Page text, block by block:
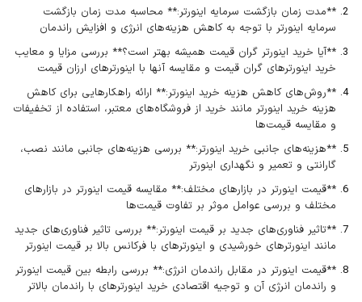
**مدت زمان بازگشت سرمایه اینورتر:** محاسبه مدت زمان بازگشت
سرمایه اینورتر با توجه به کاهش هزینه‌های انرژی و افزایش راندمان
**آیا خرید اینورتر گران قیمت همیشه بهتر است؟** بررسی مزایا و معایب
خرید اینورترهای گران قیمت و مقایسه آنها با اینورترهای ارزان قیمت
**روش‌های کاهش هزینه خرید اینورتر:** ارائه راهکارهایی برای کاهش
هزینه خرید اینورتر مانند خرید از فروشگاه‌های معتبر، استفاده از تخفیفات
و مقایسه قیمت‌ها
**هزینه‌های جانبی خرید اینورتر:** بررسی هزینه‌های جانبی مانند نصب،
گارانتی و تعمیر و نگهداری اینورتر
**قیمت اینورتر در بازارهای مختلف:** مقایسه قیمت اینورتر در بازارهای
مختلف و بررسی عوامل موثر بر تفاوت قیمت‌ها
**تاثیر فناوری‌های جدید بر قیمت اینورتر:** بررسی تاثیر فناوری‌های جدید
مانند اینورترهای خورشیدی و اینورترهای با فرکانس بالا بر قیمت اینورتر
**قیمت اینورتر در مقابل راندمان انرژی:** بررسی رابطه بین قیمت اینورتر
و راندمان انرژی آن و توجیه اقتصادی خرید اینورترهای با راندمان بالاتر